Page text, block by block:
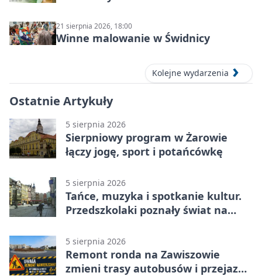
21 sierpnia 2026, 18:00
Winne malowanie w Świdnicy
Kolejne wydarzenia
Ostatnie Artykuły
5 sierpnia 2026
Sierpniowy program w Żarowie
łączy jogę, sport i potańcówkę
5 sierpnia 2026
Tańce, muzyka i spotkanie kultur.
Przedszkolaki poznały świat na
5 sierpnia 2026
Remont ronda na Zawiszowie
zmieni trasy autobusów i przejazd